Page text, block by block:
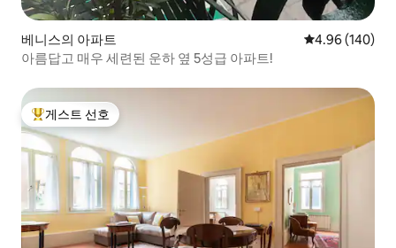
베니스의 아파트 평점 4.96점(5
4.96 (140)
아름답고 매우 세련된 운하 옆 5성급 아파트!
상위 게스트 선호
게스트 선호